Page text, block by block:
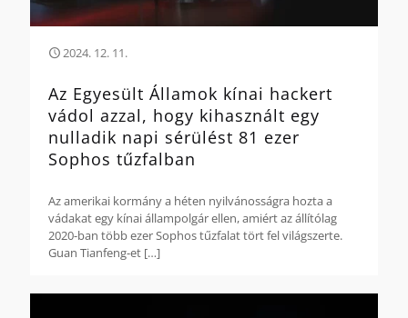
2024. 12. 11.
Az Egyesült Államok kínai hackert
vádol azzal, hogy kihasznált egy
nulladik napi sérülést 81 ezer
Sophos tűzfalban
Az amerikai kormány a héten nyilvánosságra hozta a
vádakat egy kínai állampolgár ellen, amiért az állítólag
2020-ban több ezer Sophos tűzfalat tört fel világszerte.
Guan Tianfeng-et […]